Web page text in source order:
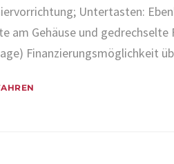
Untertasten:
am Gehäuse und
Finanzierungsmöglichkeit